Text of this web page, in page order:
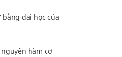
đại học của
hàm cơ